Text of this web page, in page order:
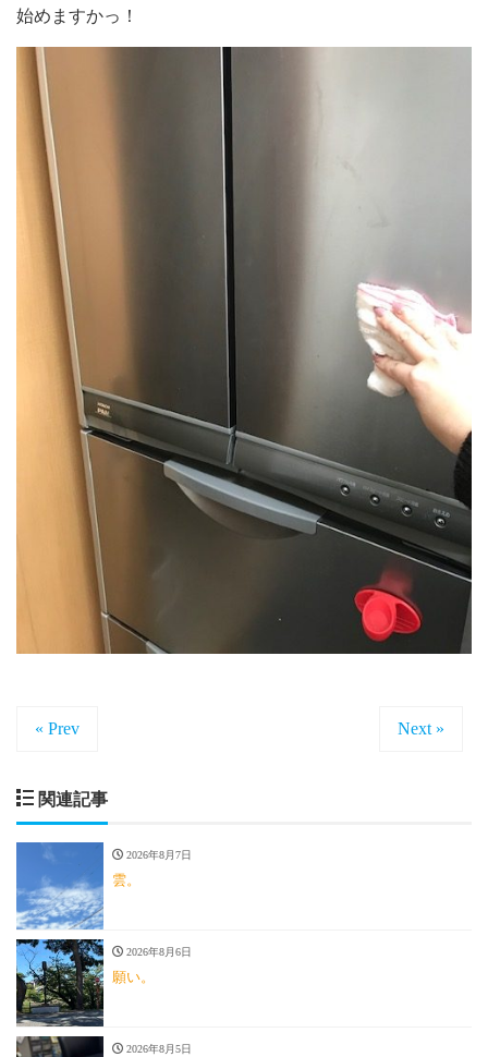
始めますかっ！
« Prev Next »
関連記事
2026年8月7日
雲。
2026年8月6日
願い。
2026年8月5日